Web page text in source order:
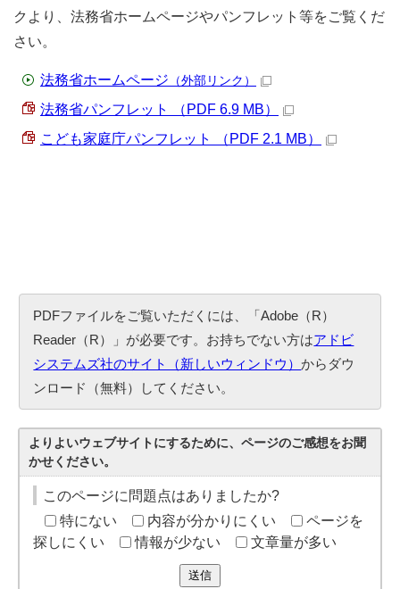
クより、法務省ホームページやパンフレット等をご覧くだ
さい。
法務省ホームページ （外部リンク）
法務省パンフレット （PDF 6.9 MB）
こども家庭庁パンフレット （PDF 2.1 MB）
PDFファイルをご覧いただくには、「Adobe（R）
Reader（R）」が必要です。お持ちでない方はアドビ
システムズ社のサイト（新しいウィンドウ）からダウ
ンロード（無料）してください。
よりよいウェブサイトにするために、ページのご感想をお聞
かせください。
このページに問題点はありましたか?
特にない
内容が分かりにくい
ページを
探しにくい
情報が少ない 文章量が多い
送信